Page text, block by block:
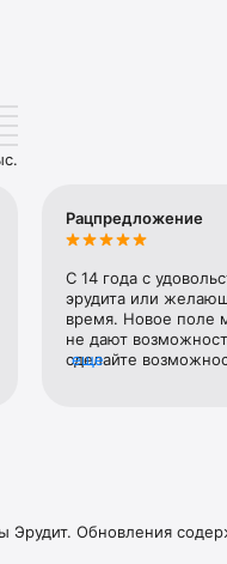
первые буквы одного
большой
Эрудит онлайн,
Рацпредложение
С 14 года с
эрудита или
время. Новое поле
не дают
сделайте
еще
Эрудит. Обновления